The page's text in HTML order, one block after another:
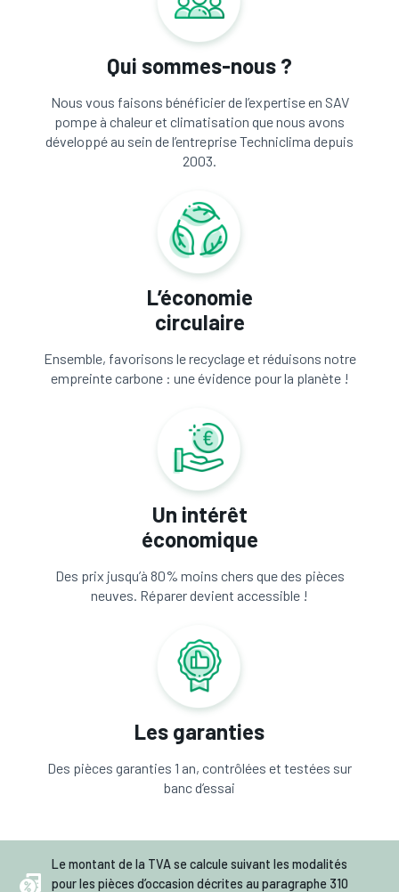
Qui sommes-nous ?
Nous vous faisons bénéficier de l’expertise en SAV
pompe à chaleur et climatisation que nous avons
développé au sein de l’entreprise Techniclima depuis
2003.
L’économie
circulaire
Ensemble, favorisons le recyclage et réduisons notre
empreinte carbone : une évidence pour la planète !
Un intérêt
économique
Des prix jusqu’à 80% moins chers que des pièces
neuves. Réparer devient accessible !
Les garanties
Des pièces garanties 1 an, contrôlées et testées sur
banc d’essai
Le montant de la TVA se calcule suivant les modalités
pour les pièces d’occasion décrites au paragraphe 310